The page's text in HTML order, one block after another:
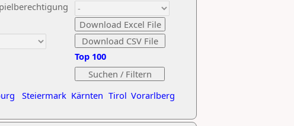
Steiermark Kärnten Tirol Vorarlberg
Top 100